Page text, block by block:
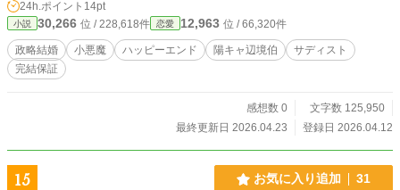
上”に収まったはずの生活。 フィオナは日々レオナールへの依存度を高めること
で、より確実に彼を支配しようとする。 しかし、夫の過去───かつて壊した令
嬢───その存在を知った瞬間から、フィオナの心にわずかな歪みが生まれる。
さらに街での買い物中、野党に襲われた夜。レオナールの“陽気な仮面”が剥が
れ、血に濡れた狂気の笑顔を見たとき───。 （この人は、本物だ） 逃げられな
やすさを重視し、改行を行ったブラッシュアップ版としてお届けします。 ※4/2
24h.ポイント 14pt
小説 30,266 位 / 228,618件 恋愛 12,963 位 / 66,320件
政略結婚 小悪魔 ハッピーエンド 陽キャ辺境伯
サディスト
完結保証
感想数 0
文字数 125,950
最終更新日 2026.04.23
登録日 2026.04.12
15 お気に入り追加 31